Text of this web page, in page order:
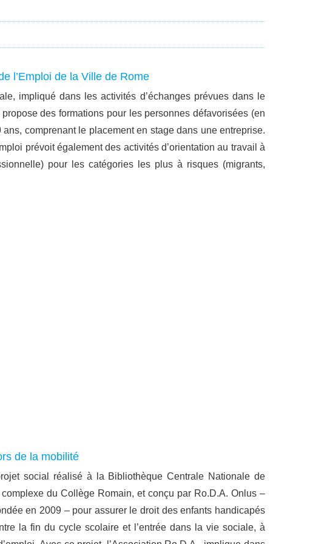
l’Emploi de la Ville de Rome
impliqué dans les activités d’échanges prévues dans le
des formations pour les personnes défavorisées (en
comprenant le placement en stage dans une entreprise.
prévoit également des activités d’orientation au travail à
pour les catégories les plus à risques (migrants,
de la mobilité
social réalisé à la Bibliothèque Centrale Nationale de
du Collège Romain, et conçu par Ro.D.A. Onlus –
en 2009 – pour assurer le droit des enfants handicapés
la fin du cycle scolaire et l’entrée dans la vie sociale, à